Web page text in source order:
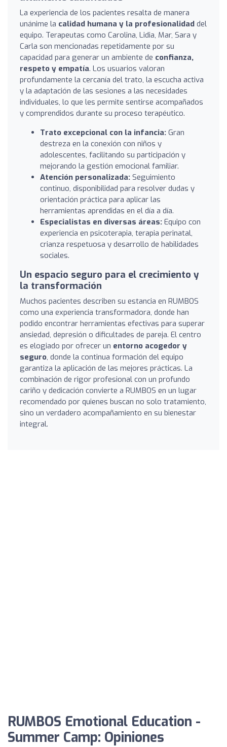
La experiencia de los pacientes resalta de manera
unánime la calidad humana y la profesionalidad del
equipo. Terapeutas como Carolina, Lidia, Mar, Sara y
Carla son mencionadas repetidamente por su
capacidad para generar un ambiente de confianza,
respeto y empatía. Los usuarios valoran
profundamente la cercanía del trato, la escucha activa
y la adaptación de las sesiones a las necesidades
individuales, lo que les permite sentirse acompañados
y comprendidos durante su proceso terapéutico.
Trato excepcional con la infancia: Gran
destreza en la conexión con niños y
adolescentes, facilitando su participación y
mejorando la gestión emocional familiar.
Atención personalizada: Seguimiento
continuo, disponibilidad para resolver dudas y
orientación práctica para aplicar las
herramientas aprendidas en el día a día.
Especialistas en diversas áreas: Equipo con
experiencia en psicoterapia, terapia perinatal,
crianza respetuosa y desarrollo de habilidades
sociales.
Un espacio seguro para el crecimiento y
la transformación
Muchos pacientes describen su estancia en RUMBOS
como una experiencia transformadora, donde han
podido encontrar herramientas efectivas para superar
ansiedad, depresión o dificultades de pareja. El centro
es elogiado por ofrecer un entorno acogedor y
seguro, donde la continua formación del equipo
garantiza la aplicación de las mejores prácticas. La
combinación de rigor profesional con un profundo
cariño y dedicación convierte a RUMBOS en un lugar
recomendado por quienes buscan no solo tratamiento,
sino un verdadero acompañamiento en su bienestar
integral.
RUMBOS Emotional Education -
Summer Camp: Opiniones